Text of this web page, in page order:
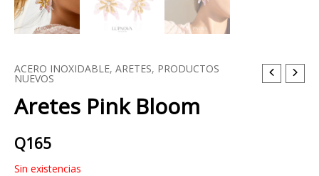
ACERO INOXIDABLE, ARETES, PRODUCTOS
NUEVOS
Aretes Pink Bloom
Q165
Sin existencias